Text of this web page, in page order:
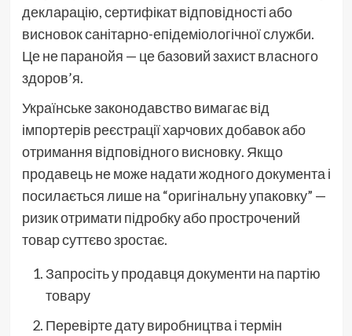
декларацію, сертифікат відповідності або
висновок санітарно-епідеміологічної служби.
Це не паранойя — це базовий захист власного
здоров’я.
Українське законодавство вимагає від
імпортерів реєстрації харчових добавок або
отримання відповідного висновку. Якщо
продавець не може надати жодного документа і
посилається лише на “оригінальну упаковку” —
ризик отримати підробку або прострочений
товар суттєво зростає.
Запросіть у продавця документи на партію
товару
Перевірте дату виробництва і термін